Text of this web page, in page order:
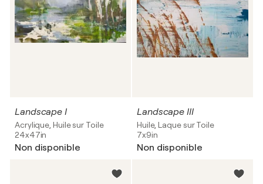
Landscape I
Acrylique, Huile sur Toile
24x47in
Non disponible
Landscape III
Huile, Laque sur Toile
7x9in
Non disponible